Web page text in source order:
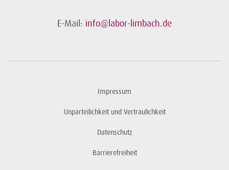
E-Mail: info@labor-limbach.de
Impressum
Unparteilichkeit und Vertraulichkeit
Datenschutz
Barrierefreiheit